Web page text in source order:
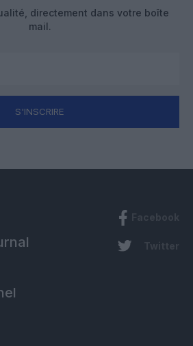
directement dans votre boîte
mail.
S'INSCRIRE